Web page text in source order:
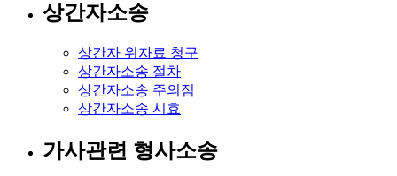
상간자소송
상간자 위자료 청구
상간자소송 절차
상간자소송 주의점
상간자소송 시효
가사관련 형사소송